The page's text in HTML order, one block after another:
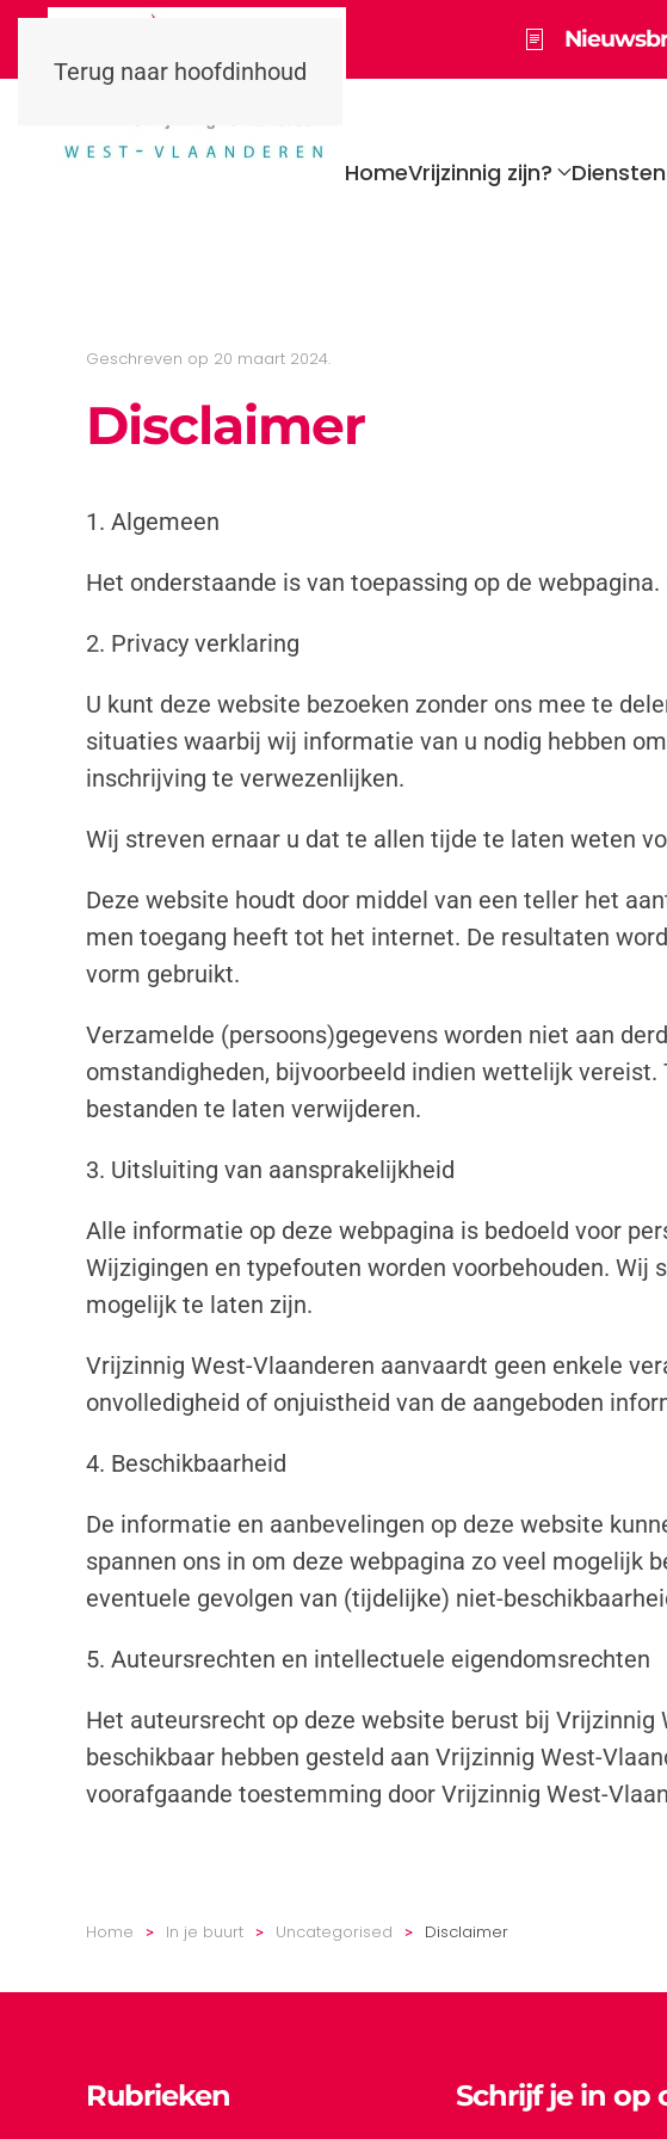
Terug naar hoofdinhoud
HomeVrijzinnig zijn? Diensten
Geschreven op 20 maart 2024.
Disclaimer
1. Algemeen
Het onderstaande is van toepassing op de
2. Privacy verklaring
U kunt deze website bezoeken zonder ons mee te
situaties waarbij wij informatie van u nodig hebben
inschrijving te verwezenlijken.
Wij streven ernaar u dat te allen tijde te laten weten
Deze website houdt door middel van een teller het
men toegang heeft tot het internet. De resultaten
vorm gebruikt.
Verzamelde (persoons)gegevens worden niet aan
omstandigheden, bijvoorbeeld indien wettelijk
bestanden te laten verwijderen.
3. Uitsluiting van aansprakelijkheid
Alle informatie op deze webpagina is bedoeld voor
Wijzigingen en typefouten worden voorbehouden.
mogelijk te laten zijn.
Vrijzinnig West-Vlaanderen aanvaardt geen enkele
onvolledigheid of onjuistheid van de aangeboden
4. Beschikbaarheid
De informatie en aanbevelingen op deze website
spannen ons in om deze webpagina zo veel mogelijk
eventuele gevolgen van (tijdelijke) niet-
5. Auteursrechten en intellectuele eigendomsrechten
Het auteursrecht op deze website berust bij
beschikbaar hebben gesteld aan Vrijzinnig West-
voorafgaande toestemming door Vrijzinnig West-
Home In je buurt Uncategorised Disclaimer
Rubrieken Schrijf je in op